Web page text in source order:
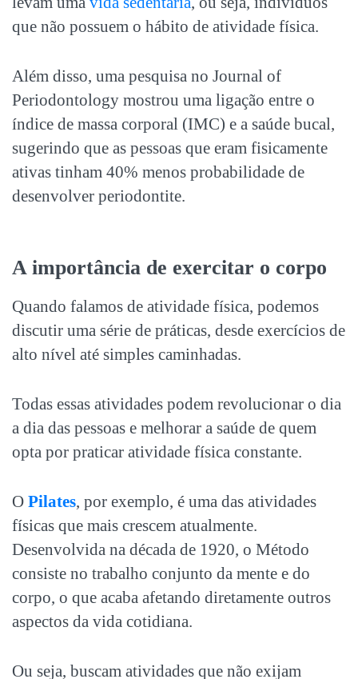
que não possuem o hábito de atividade física.
Além disso, uma pesquisa no Journal of
Periodontology mostrou uma ligação entre o
índice de massa corporal (IMC) e a saúde bucal,
sugerindo que as pessoas que eram fisicamente
ativas tinham 40% menos probabilidade de
desenvolver periodontite.
A importância de exercitar o corpo
Quando falamos de atividade física, podemos
discutir uma série de práticas, desde exercícios de
alto nível até simples caminhadas.
Todas essas atividades podem revolucionar o dia
a dia das pessoas e melhorar a saúde de quem
opta por praticar atividade física constante.
O Pilates, por exemplo, é uma das atividades
físicas que mais crescem atualmente.
Desenvolvida na década de 1920, o Método
consiste no trabalho conjunto da mente e do
corpo, o que acaba afetando diretamente outros
aspectos da vida cotidiana.
Ou seja, buscam atividades que não exijam